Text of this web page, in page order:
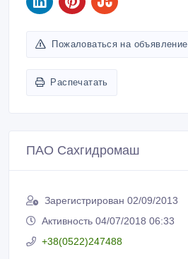
Пожаловаться на объявление
Распечатать
ПАО Сахгидромаш
Зарегистрирован 02/09/2013
Активность 04/07/2018 06:33
+38(0522)247488